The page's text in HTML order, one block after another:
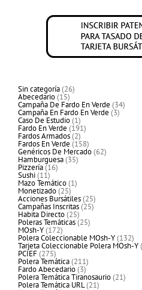
Sin categoría 2626
productos
Abecedario 1515
productos
Campaña De Fardo En Verde 3434
Campaña En Fardo En Verde 33
Caso De Estudio 11
producto
Fardo En Verde 191191
productos
Fardos Armados 22
productos
Fardos En Verde 158158
productos
Genéricos De Mercado 6262
productos
Hamburguesa 3535
productos
Pizzería 1616
productos
Sushi 1111
productos
Mazo Temático 11
producto
Monetizado 2525
productos
Acciones Bursátiles 2525
productos
Campañas Inscritas 2525
productos
Habita Directo 2525
productos
Poleras Temáticas 2525
productos
MOsh-Y 172172
productos
Polera Coleccionable MOsh-Y 132132
Tarjeta Coleccionable Polera MOsh-Y
PCIEF 275275
productos
Polera Temática 211211
productos
Fardo Abecedario 33
productos
Polera Temática Tiranosaurio 2121
Polera Temática URL 2121